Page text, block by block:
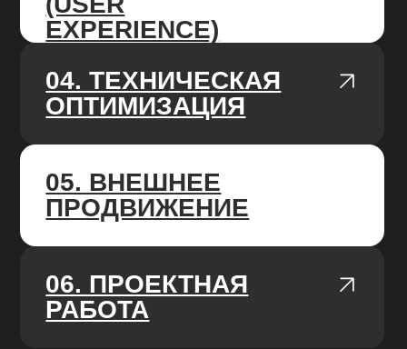
мы работаем по недельным спринтам,
подстраиваемся под изменения
работы алгоритмов поисковых систем.
AGILE-ПОДХОД